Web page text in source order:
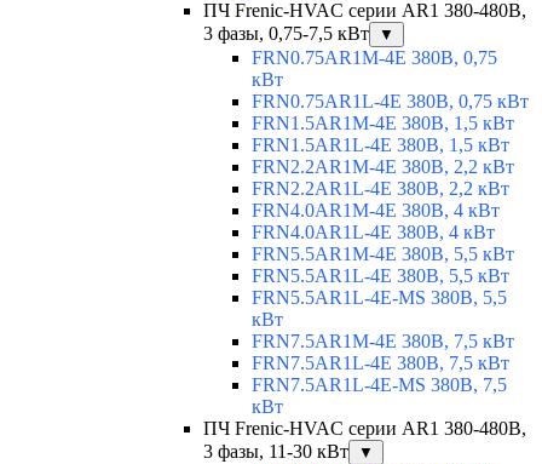
ПЧ Frenic-HVAC серии AR1 380-480В,
3 фазы, 0,75-7,5 кВт
▼
FRN0.75AR1M-4E 380В, 0,75
кВт
FRN0.75AR1L-4E 380В, 0,75 кВт
FRN1.5AR1M-4E 380В, 1,5 кВт
FRN1.5AR1L-4E 380В, 1,5 кВт
FRN2.2AR1M-4E 380В, 2,2 кВт
FRN2.2AR1L-4E 380В, 2,2 кВт
FRN4.0AR1M-4E 380В, 4 кВт
FRN4.0AR1L-4E 380В, 4 кВт
FRN5.5AR1M-4E 380В, 5,5 кВт
FRN5.5AR1L-4E 380В, 5,5 кВт
FRN5.5AR1L-4E-MS 380В, 5,5
кВт
FRN7.5AR1M-4E 380В, 7,5 кВт
FRN7.5AR1L-4E 380В, 7,5 кВт
FRN7.5AR1L-4E-MS 380В, 7,5
кВт
ПЧ Frenic-HVAC серии AR1 380-480В,
3 фазы, 11-30 кВт
▼